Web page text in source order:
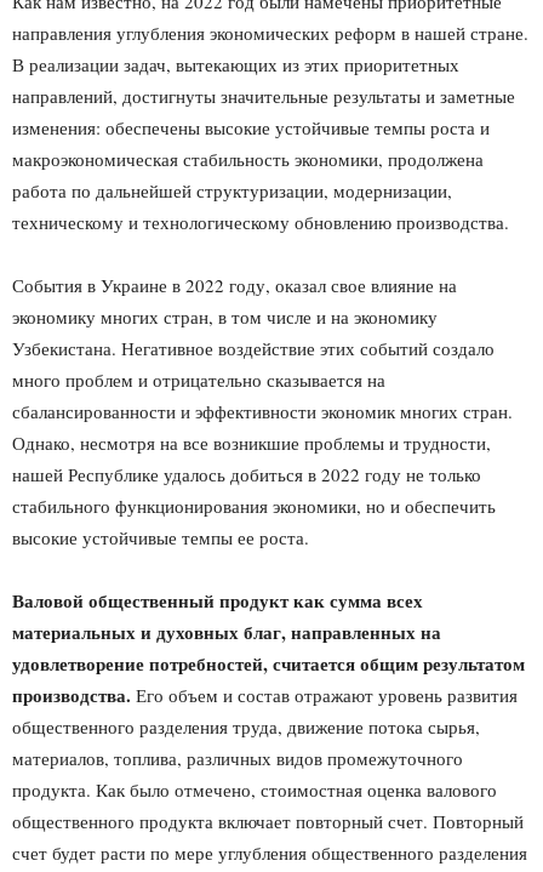
направления углубления экономических реформ в нашей стране.
В реализации задач, вытекающих из этих приоритетных
направлений, достигнуты значительные результаты и заметные
изменения: обеспечены высокие устойчивые темпы роста и
макроэкономическая стабильность экономики, продолжена
работа по дальнейшей структуризации, модернизации,
техническому и технологическому обновлению производства.
События в Украине в 2022 году, оказал свое влияние на
экономику многих стран, в том числе и на экономику
Узбекистана. Негативное воздействие этих событий создало
много проблем и отрицательно сказывается на
сбалансированности и эффективности экономик многих стран.
Однако, несмотря на все возникшие проблемы и трудности,
нашей Республике удалось добиться в 2022 году не только
стабильного функционирования экономики, но и обеспечить
высокие устойчивые темпы ее роста.
Валовой общественный продукт как сумма всех
материальных и духовных благ, направленных на
удовлетворение потребностей, считается общим результатом
производства. Его объем и состав отражают уровень развития
общественного разделения труда, движение потока сырья,
материалов, топлива, различных видов промежуточного
продукта. Как было отмечено, стоимостная оценка валового
общественного продукта включает повторный счет. Повторный
счет будет расти по мере углубления общественного разделения